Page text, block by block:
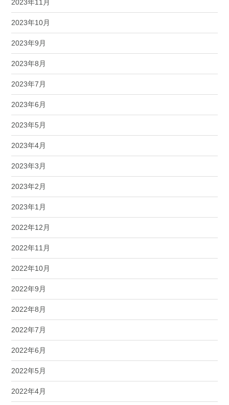
2023年11月
2023年10月
2023年9月
2023年8月
2023年7月
2023年6月
2023年5月
2023年4月
2023年3月
2023年2月
2023年1月
2022年12月
2022年11月
2022年10月
2022年9月
2022年8月
2022年7月
2022年6月
2022年5月
2022年4月